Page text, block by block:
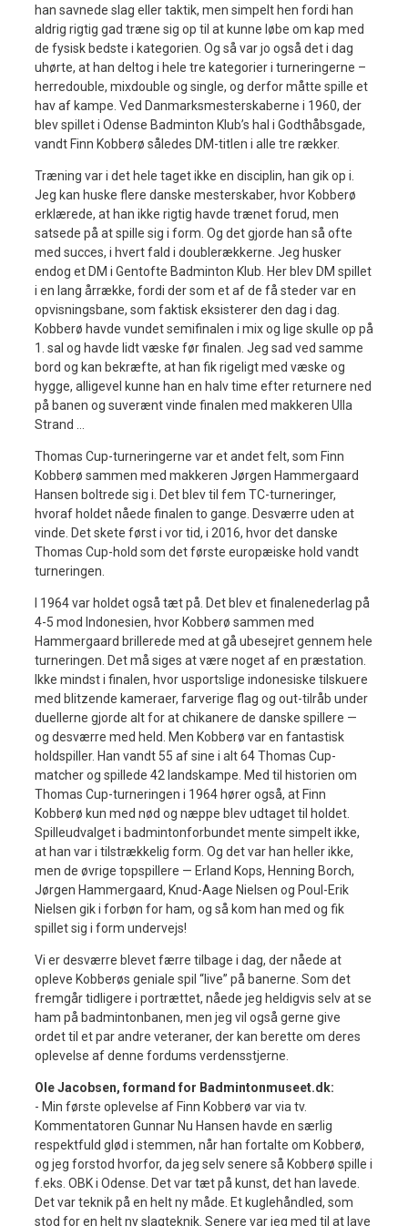
han savnede slag eller taktik, men simpelt hen fordi han
aldrig rigtig gad træne sig op til at kunne løbe om kap med
de fysisk bedste i kategorien. Og så var jo også det i dag
uhørte, at han deltog i hele tre kategorier i turneringerne –
herredouble, mixdouble og single, og derfor måtte spille et
hav af kampe. Ved Danmarksmesterskaberne i 1960, der
blev spillet i Odense Badminton Klub’s hal i Godthåbsgade,
vandt Finn Kobberø således DM-titlen i alle tre rækker.
Træning var i det hele taget ikke en disciplin, han gik op i.
Jeg kan huske flere danske mesterskaber, hvor Kobberø
erklærede, at han ikke rigtig havde trænet forud, men
satsede på at spille sig i form. Og det gjorde han så ofte
med succes, i hvert fald i doublerækkerne. Jeg husker
endog et DM i Gentofte Badminton Klub. Her blev DM spillet
i en lang årrække, fordi der som et af de få steder var en
opvisningsbane, som faktisk eksisterer den dag i dag.
Kobberø havde vundet semifinalen i mix og lige skulle op på
1. sal og havde lidt væske før finalen. Jeg sad ved samme
bord og kan bekræfte, at han fik rigeligt med væske og
hygge, alligevel kunne han en halv time efter returnere ned
på banen og suverænt vinde finalen med makkeren Ulla
Strand …
Thomas Cup-turneringerne var et andet felt, som Finn
Kobberø sammen med makkeren Jørgen Hammergaard
Hansen boltrede sig i. Det blev til fem TC-turneringer,
hvoraf holdet nåede finalen to gange. Desværre uden at
vinde. Det skete først i vor tid, i 2016, hvor det danske
Thomas Cup-hold som det første europæiske hold vandt
turneringen.
I 1964 var holdet også tæt på. Det blev et finalenederlag på
4-5 mod Indonesien, hvor Kobberø sammen med
Hammergaard brillerede med at gå ubesejret gennem hele
turneringen. Det må siges at være noget af en præstation.
Ikke mindst i finalen, hvor usportslige indonesiske tilskuere
med blitzende kameraer, farverige flag og out-tilråb under
duellerne gjorde alt for at chikanere de danske spillere —
og desværre med held. Men Kobberø var en fantastisk
holdspiller. Han vandt 55 af sine i alt 64 Thomas Cup-
matcher og spillede 42 landskampe. Med til historien om
Thomas Cup-turneringen i 1964 hører også, at Finn
Kobberø kun med nød og næppe blev udtaget til holdet.
Spilleudvalget i badmintonforbundet mente simpelt ikke,
at han var i tilstrækkelig form. Og det var han heller ikke,
men de øvrige topspillere — Erland Kops, Henning Borch,
Jørgen Hammergaard, Knud-Aage Nielsen og Poul-Erik
Nielsen gik i forbøn for ham, og så kom han med og fik
spillet sig i form undervejs!
Vi er desværre blevet færre tilbage i dag, der nåede at
opleve Kobberøs geniale spil “live” på banerne. Som det
fremgår tidligere i portrættet, nåede jeg heldigvis selv at se
ham på badmintonbanen, men jeg vil også gerne give
ordet til et par andre veteraner, der kan berette om deres
oplevelse af denne fordums verdensstjerne.
Ole Jacobsen, formand for Badmintonmuseet.dk:
- Min første oplevelse af Finn Kobberø var via tv.
Kommentatoren Gunnar Nu Hansen havde en særlig
respektfuld glød i stemmen, når han fortalte om Kobberø,
og jeg forstod hvorfor, da jeg selv senere så Kobberø spille i
f.eks. OBK i Odense. Det var tæt på kunst, det han lavede.
Det var teknik på en helt ny måde. Et kuglehåndled, som
stod for en helt ny slagteknik. Senere var jeg med til at lave